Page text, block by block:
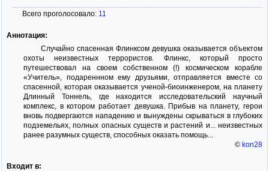
Всего проголосовало: 11
Аннотация:
Случайно спасенная Флинксом девушка оказывается объектом
охоты неизвестных террористов. Флинкс, который просто
путешествовал на своем собственном (!) космическом корабле
«Учитель», подареннном ему друзьями, отправляется вместе со
спасенной, которая оказывается ученой-биоинженером, на планету
Длинный Тоннель, где находится исследовательский научный
комплекс, в котором работает девушка. Прибыв на планету, герои
вновь подвергаются нападению и вынуждены скрываться в глубоких
подземельях, полных опасных существ и растений и... неизвестных
ранее разумных существ, способных оказать помощь...
© kon28
Входит в: